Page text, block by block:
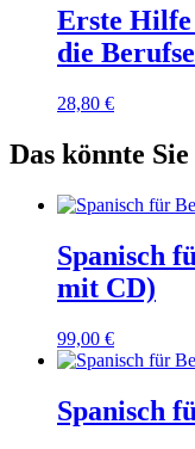
Erste
die
28,80 €
Das könnte
Spanisch
mit CD)
99,00 €
Spanisch